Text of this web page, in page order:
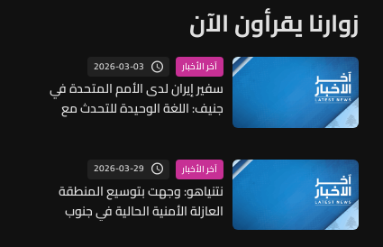
زوارنا يقرأون الآن
آخر الأخبار 2026-03-03
سفير إيران لدى الأمم المتحدة في
جنيف: اللغة الوحيدة للتحدث مع
آخر الأخبار 2026-03-29
نتنياهو: وجهت بتوسيع المنطقة
العازلة الأمنية الحالية في جنوب